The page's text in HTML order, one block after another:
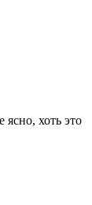
ясно, хоть это